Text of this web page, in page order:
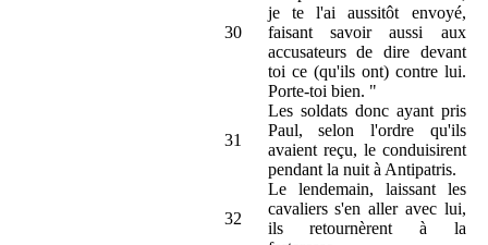
30
je te l'ai aussitôt envoyé,
faisant savoir aussi aux
accusateurs de dire devant
toi ce (qu'ils ont) contre lui.
Porte-toi bien. "
31
Les soldats donc ayant pris
Paul, selon l'ordre qu'ils
avaient reçu, le conduisirent
pendant la nuit à Antipatris.
32
Le lendemain, laissant les
cavaliers s'en aller avec lui,
ils retournèrent à la